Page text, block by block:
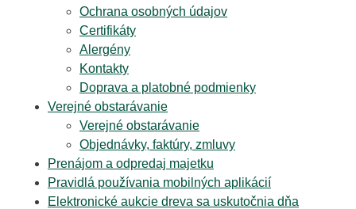
Ochrana osobných údajov
Certifikáty
Alergény
Kontakty
Doprava a platobné podmienky
Verejné obstarávanie
Verejné obstarávanie
Objednávky, faktúry, zmluvy
Prenájom a odpredaj majetku
Pravidlá používania mobilných aplikácií
Elektronické aukcie dreva sa uskutočnia dňa